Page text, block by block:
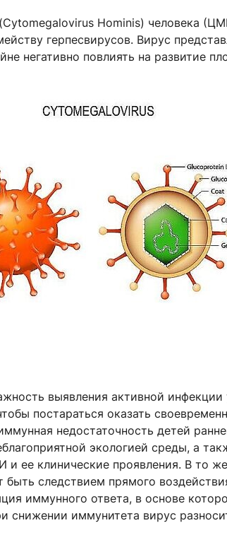
Hominis) человека
герпесвирусов. Вирус
негативно повлиять на развитие
выявления активной
постараться оказать
недостаточность детей
экологией среды, а
ее клинические проявления. В то
следствием прямого
иммунного ответа, в основе
снижении иммунитета вирус